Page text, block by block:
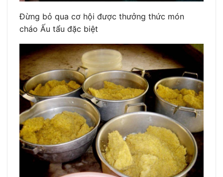
Đừng bỏ qua cơ hội được thưởng thức món
cháo Ấu tẩu đặc biệt